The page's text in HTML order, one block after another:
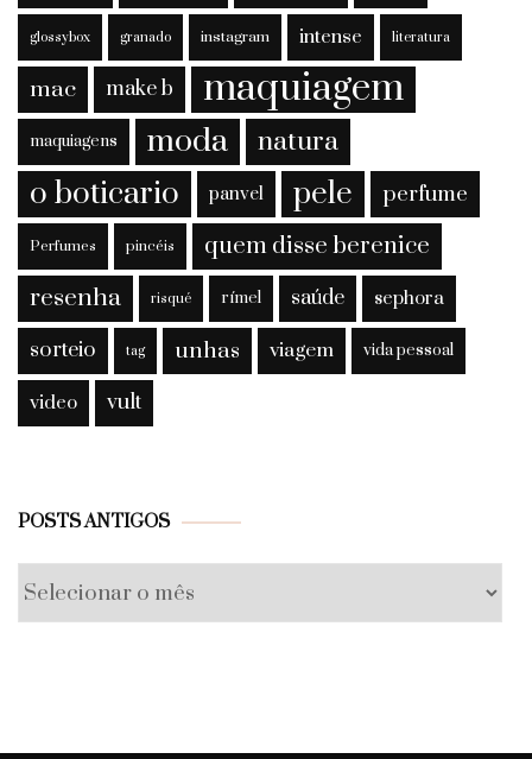
glossybox granado instagram intense literatura
mac make b maquiagem
maquiagens moda natura
o boticario panvel pele perfume
Perfumes pincéis quem disse berenice
resenha risqué rímel saúde sephora
sorteio tag unhas viagem vida pessoal
video vult
POSTS ANTIGOS
Posts